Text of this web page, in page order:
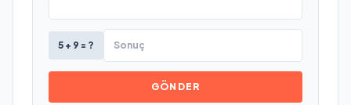
5 + 9 = ?
GÖNDER